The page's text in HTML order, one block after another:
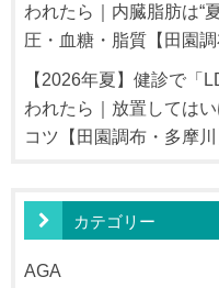
われたら｜内臓脂肪は“
圧・血糖・脂質【田園調
【2026年夏】健診で「
われたら｜放置しては
コツ【田園調布・多摩川
カテゴリー
AGA